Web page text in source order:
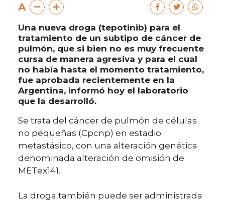
A
Una nueva droga (tepotinib) para el
tratamiento de un subtipo de cáncer de
pulmón, que si bien no es muy frecuente
cursa de manera agresiva y para el cual
no había hasta el momento tratamiento,
fue aprobada recientemente en la
Argentina, informó hoy el laboratorio
que la desarrolló.
Se trata del cáncer de pulmón de células
no pequeñas (Cpcnp) en estadio
metastásico, con una alteración genética
denominada alteración de omisión de
METex141.
La droga también puede ser administrada